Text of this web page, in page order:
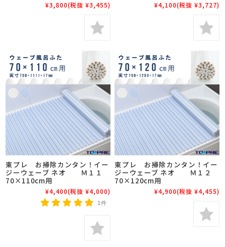
¥3,800(税抜 ¥3,455) ¥4,100(税抜 ¥3,727)
東プレ お掃除カンタン！イー
ジーウェーブ ネオ Ｍ１１
70×110cm用
¥4,400(税抜 ¥4,000)
1件
東プレ お掃除カンタン！イー
ジーウェーブ ネオ Ｍ１２
70×120cm用
¥4,900(税抜 ¥4,455)